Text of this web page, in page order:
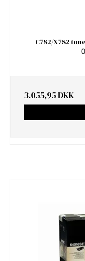
C782/X782
3.055,95 DKK